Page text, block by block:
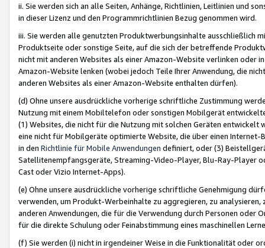
ii. Sie werden sich an alle Seiten, Anhänge, Richtlinien, Leitlinien und
in dieser Lizenz und den Programmrichtlinien Bezug genommen wird.
iii. Sie werden alle genutzten Produktwerbungsinhalte ausschließlich
Produktseite oder sonstige Seite, auf die sich der betreffende
nicht mit anderen Websites als einer Amazon-Website verlinken oder
Amazon-Website lenken (wobei jedoch Teile Ihrer Anwendung, die
anderen Websites als einer Amazon-Website enthalten dürfen).
(d) Ohne unsere ausdrückliche vorherige schriftliche Zustimmung
Nutzung mit einem Mobiltelefon oder sonstigen Mobilgerät
(1) Websites, die nicht für die Nutzung mit solchen Geräten
eine nicht für Mobilgeräte optimierte Website, die über einen
in den Richtlinie für Mobile Anwendungen definiert, oder (3)
Satellitenempfangsgeräte, Streaming-Video-Player, Blu-Ray-Player
Cast oder Vizio Internet-Apps).
(e) Ohne unsere ausdrückliche vorherige schriftliche Genehmigung
verwenden, um Produkt-Werbeinhalte zu aggregieren, zu
anderen Anwendungen, die für die Verwendung durch Personen
für die direkte Schulung oder Feinabstimmung eines maschinellen
(f) Sie werden (i) nicht in irgendeiner Weise in die Funktionalität oder